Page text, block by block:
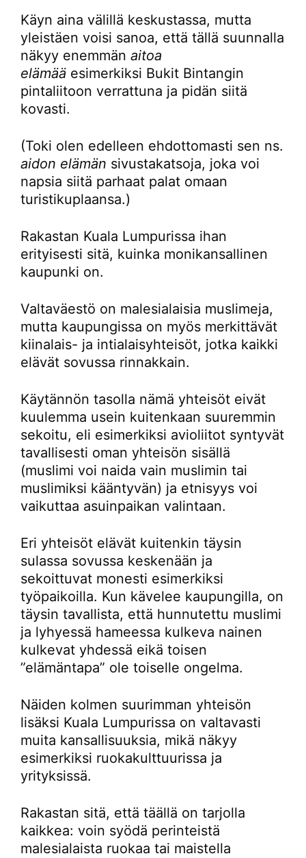
Käyn aina välillä keskustassa, mutta
yleistäen voisi sanoa, että tällä suunnalla
näkyy enemmän aitoa
elämää esimerkiksi Bukit Bintangin
pintaliitoon verrattuna ja pidän siitä
kovasti.
(Toki olen edelleen ehdottomasti sen ns.
aidon elämän sivustakatsoja, joka voi
napsia siitä parhaat palat omaan
turistikuplaansa.)
Rakastan Kuala Lumpurissa ihan
erityisesti sitä, kuinka monikansallinen
kaupunki on.
Valtaväestö on malesialaisia muslimeja,
mutta kaupungissa on myös merkittävät
kiinalais- ja intialaisyhteisöt, jotka kaikki
elävät sovussa rinnakkain.
Käytännön tasolla nämä yhteisöt eivät
kuulemma usein kuitenkaan suuremmin
sekoitu, eli esimerkiksi avioliitot syntyvät
tavallisesti oman yhteisön sisällä
(muslimi voi naida vain muslimin tai
muslimiksi kääntyvän) ja etnisyys voi
vaikuttaa asuinpaikan valintaan.
Eri yhteisöt elävät kuitenkin täysin
sulassa sovussa keskenään ja
sekoittuvat monesti esimerkiksi
työpaikoilla. Kun kävelee kaupungilla, on
täysin tavallista, että hunnutettu muslimi
ja lyhyessä hameessa kulkeva nainen
kulkevat yhdessä eikä toisen
”elämäntapa” ole toiselle ongelma.
Näiden kolmen suurimman yhteisön
lisäksi Kuala Lumpurissa on valtavasti
muita kansallisuuksia, mikä näkyy
esimerkiksi ruokakulttuurissa ja
yrityksissä.
Rakastan sitä, että täällä on tarjolla
kaikkea: voin syödä perinteistä
malesialaista ruokaa tai maistella